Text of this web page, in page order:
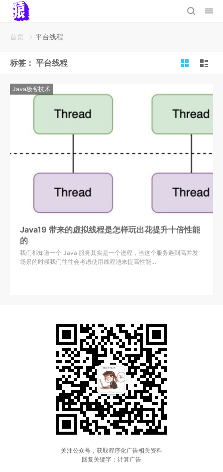
首页 平台线程
标签： 平台线程
Java极客技术
Java19 带来的虚拟线程是怎样玩出花提升十倍性能
的
我们都知道一个 Java 服务其实是一个进程，当这个服务遇到高并发
场景的时候我们往往会考虑使用线程池来提高性能…
关注公众号，获取程序化广告相关资料
回复关键字：计算广告